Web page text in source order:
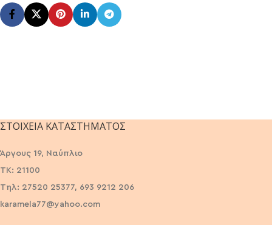
ΣΤΟΙΧΕΊΑ ΚΑΤΑΣΤΉΜΑΤΟΣ
Άργους 19, Ναύπλιο
ΤΚ: 21100
Τηλ: 27520 25377, 693 9212 206
karamela77@yahoo.com